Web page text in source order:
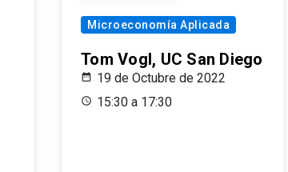
Microeconomía Aplicada
Tom Vogl, UC San Diego
19 de Octubre de 2022
15:30 a 17:30